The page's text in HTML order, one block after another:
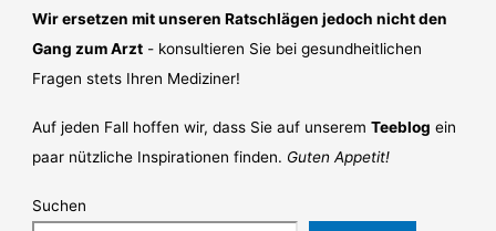
Wir ersetzen mit unseren Ratschlägen jedoch nicht den
Gang zum Arzt - konsultieren Sie bei gesundheitlichen
Fragen stets Ihren Mediziner!
Auf jeden Fall hoffen wir, dass Sie auf unseremTeeblog ein
paar nützliche Inspirationen finden. Guten Appetit!
Suchen